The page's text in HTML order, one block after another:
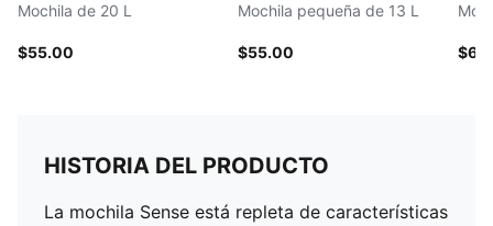
Mochila de 20 L
$55.00
Mochila pequeña de 13 L
$55.00
HISTORIA DEL PRODUCTO
La mochila Sense está repleta de características